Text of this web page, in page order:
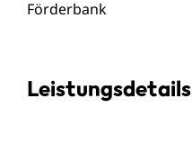
Förderbank
Leistungsdetails